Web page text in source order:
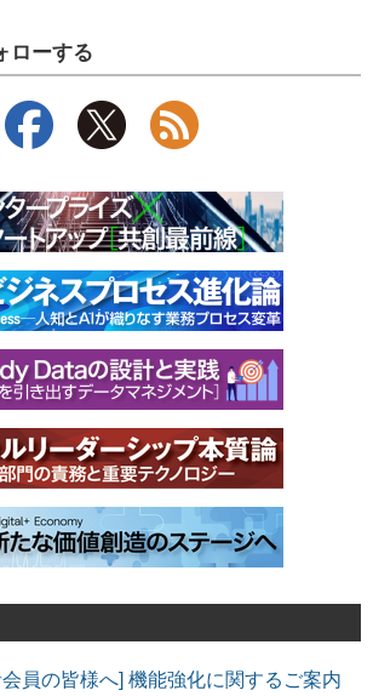
ローする
員の皆様へ] 機能強化に関するご案内